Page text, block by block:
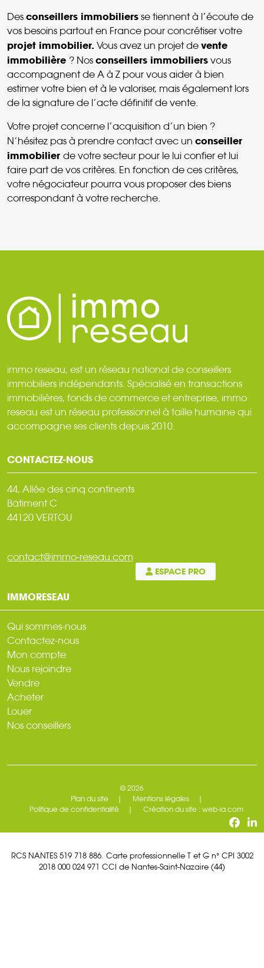
Des conseillers immobiliers se tiennent à l’écoute de
vos besoins partout en France pour concrétiser votre
projet immobilier. Vous avez un projet de vente
immobilière ? Nos conseillers immobiliers vous
accompagnent de A à Z pour vous aider à bien
estimer votre bien et à le valoriser, mais également lors
de la signature de l’acte définitif de vente.
Votre projet concerne l’acquisition d’un bien ?
N’hésitez pas à prendre contact avec un conseiller
immobilier de votre secteur pour le lui confier et lui
faire part de vos critères. En fonction de ces critères,
votre négociateur pourra vous proposer des biens
correspondant à votre recherche.
immo reseau, est un réseau national de conseillers
immobiliers indépendants. Spécialisé en transactions
immobilières, fonds de commerce et entreprise, immo
reseau est un réseau professionnel à taille humaine qui
accompagne ses clients depuis 2010.
CONTACTEZ-NOUS
44, Allée des cinq continents
Bâtiment C
44120 VERTOU
contact@immo-reseau.com
ESPACE PRO
IMMORESEAU
Qui sommes-nous
Contactez-nous
Mon compte
Nous rejoindre
Vendre
Acheter
Louer
Nos conseillers
© 2026
Plan du site
Mentions légales
Politique de confidentialité
Création du site : web-ia.com
RCS NANTES 519 718 886. Carte professionnelle T et G n° CPI 3002
2018 000 024 971 CCI de Nantes-Saint-Nazaire (44)